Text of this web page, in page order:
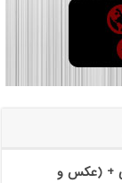
+ (عکس و